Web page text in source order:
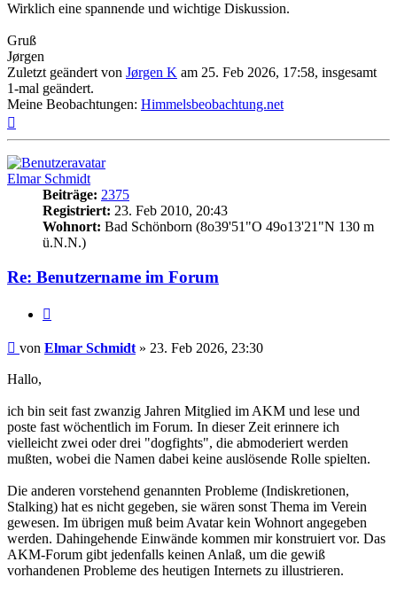
Wirklich eine spannende und wichtige Diskussion.
Gruß
Jørgen
Zuletzt geändert von Jørgen K am 25. Feb 2026, 17:58, insgesamt
1-mal geändert.
Meine Beobachtungen: Himmelsbeobachtung.net
Elmar Schmidt
Beiträge: 2375
Registriert: 23. Feb 2010, 20:43
Wohnort: Bad Schönborn (8o39'51"O 49o13'21"N 130 m
ü.N.N.)
Re: Benutzername im Forum
Beitrag
von Elmar Schmidt » 23. Feb 2026, 23:30
Hallo,
ich bin seit fast zwanzig Jahren Mitglied im AKM und lese und
poste fast wöchentlich im Forum. In dieser Zeit erinnere ich
vielleicht zwei oder drei "dogfights", die abmoderiert werden
mußten, wobei die Namen dabei keine auslösende Rolle spielten.
Die anderen vorstehend genannten Probleme (Indiskretionen,
Stalking) hat es nicht gegeben, sie wären sonst Thema im Verein
gewesen. Im übrigen muß beim Avatar kein Wohnort angegeben
werden. Dahingehende Einwände kommen mir konstruiert vor. Das
AKM-Forum gibt jedenfalls keinen Anlaß, um die gewiß
vorhandenen Probleme des heutigen Internets zu illustrieren.